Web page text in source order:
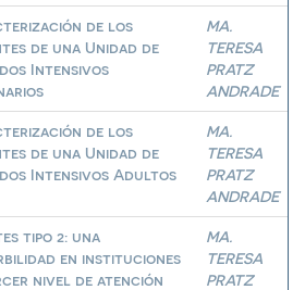
de los
de una Unidad de
Intensivos
MA.
TERESA
PRATZ
ANDRADE
de los
de una Unidad de
Intensivos Adultos
MA.
TERESA
PRATZ
ANDRADE
tipo 2: una
en instituciones
nivel de atención
MA.
TERESA
PRATZ